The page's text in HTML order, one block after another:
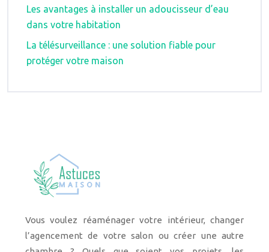
Les avantages à installer un adoucisseur d’eau
dans votre habitation
La télésurveillance : une solution fiable pour
protéger votre maison
Vous voulez réaménager votre intérieur, changer
l’agencement de votre salon ou créer une autre